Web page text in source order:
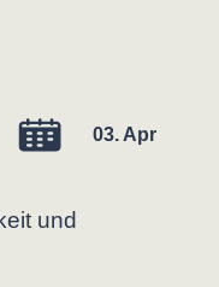
03. Apr
und